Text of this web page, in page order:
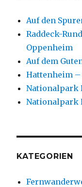
Auf den
Raddeck-
Oppenheim
Auf dem
Hattenheim
Nationalpark
Nationalpark
KATEGORIEN